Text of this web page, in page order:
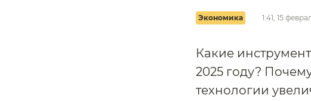
Экономика 1:41, 15
Какие
2025 году?
технологии